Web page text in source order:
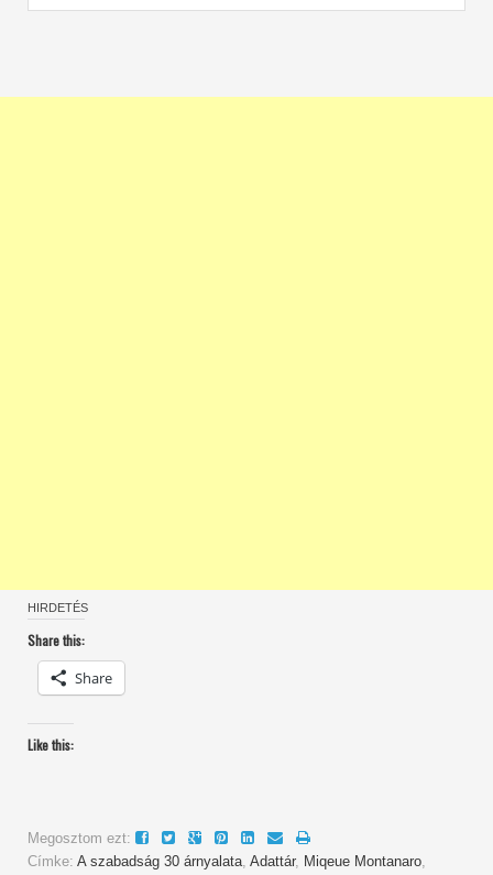
HIRDETÉS
Share this:
Share
Like this:
Megosztom ezt:
Címke: A szabadság 30 árnyalata, Adattár, Miqeue Montanaro,